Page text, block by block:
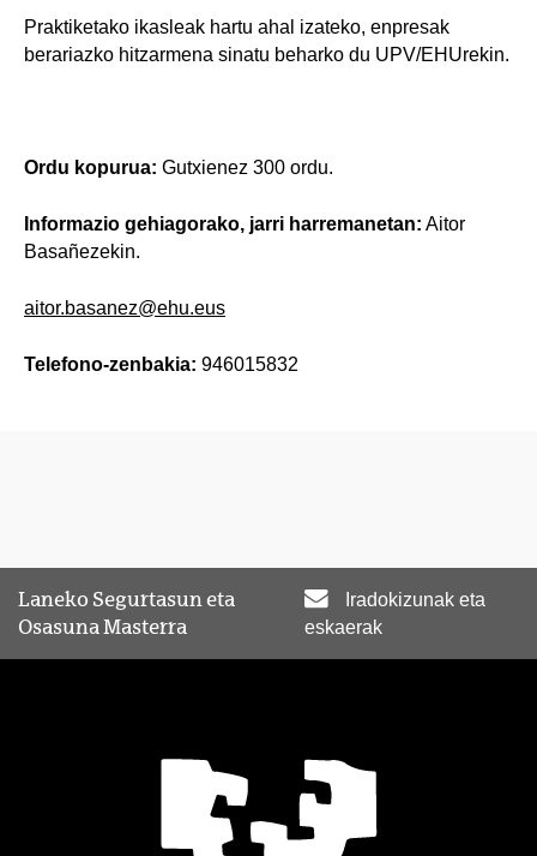
Praktiketako ikasleak hartu ahal izateko, enpresak
berariazko hitzarmena sinatu beharko du UPV/EHUrekin.
Ordu kopurua: Gutxienez 300 ordu.
Informazio gehiagorako, jarri harremanetan: Aitor
Basañezekin.
aitor.basanez@ehu.eus
Telefono-zenbakia: 946015832
Laneko Segurtasun eta
Osasuna Masterra
Iradokizunak eta
eskaerak